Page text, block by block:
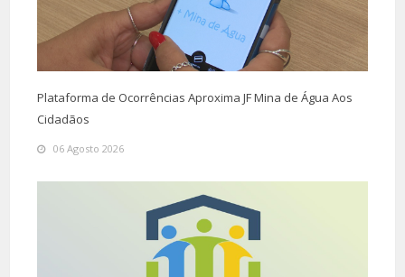
Plataforma de Ocorrências Aproxima JF Mina de Água Aos
Cidadãos
06 Agosto 2026